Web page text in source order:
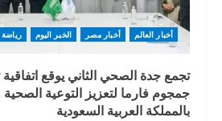
أخبار العالم أخبار مصر الخبر اليوم رياضة
تجمع جدة الصحي الثاني يوقع
جمجوم فارما لتعزيز التوعية الصحية
بالمملكة العربية السعودية